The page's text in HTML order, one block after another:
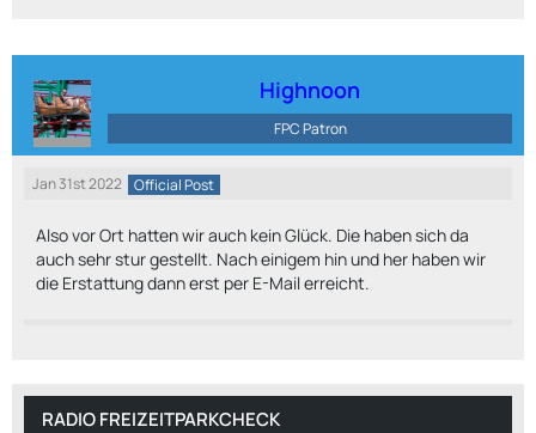
Highnoon
FPC Patron
Jan 31st 2022 Official Post
Also vor Ort hatten wir auch kein Glück. Die haben sich da
auch sehr stur gestellt. Nach einigem hin und her haben wir
die Erstattung dann erst per E-Mail erreicht.
RADIO FREIZEITPARKCHECK